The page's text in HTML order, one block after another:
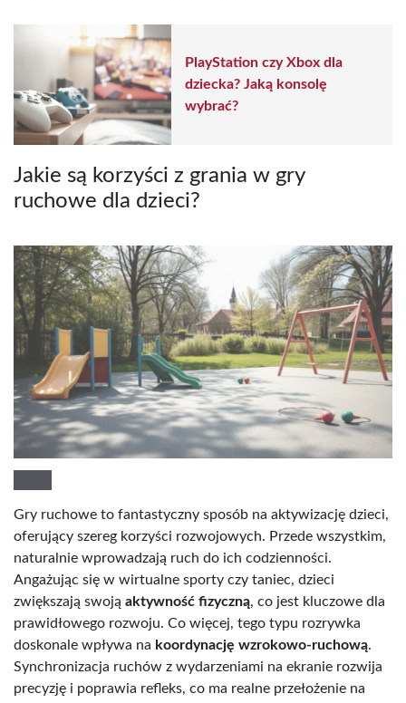
PlayStation czy Xbox dla
dziecka? Jaką konsolę
wybrać?
Jakie są korzyści z grania w gry
ruchowe dla dzieci?
Gry ruchowe to fantastyczny sposób na aktywizację dzieci,
oferujący szereg korzyści rozwojowych. Przede wszystkim,
naturalnie wprowadzają ruch do ich codzienności.
Angażując się w wirtualne sporty czy taniec, dzieci
zwiększają swoją aktywność fizyczną, co jest kluczowe dla
prawidłowego rozwoju. Co więcej, tego typu rozrywka
doskonale wpływa na koordynację wzrokowo-ruchową.
Synchronizacja ruchów z wydarzeniami na ekranie rozwija
precyzję i poprawia refleks, co ma realne przełożenie na